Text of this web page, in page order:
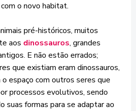
o novo habitat.
pré-históricos, muitos
aos dinossauros, grandes
E não estão errados;
que existiam eram dinossauros,
espaço com outros seres que
processos evolutivos, sendo
suas formas para se adaptar ao